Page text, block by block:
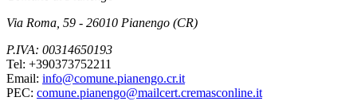
Via Roma, 59 - 26010 Pianengo (CR)
P.IVA: 00314650193
Tel: +390373752211
Email: info@comune.pianengo.cr.it
PEC: comune.pianengo@mailcert.cremasconline.it